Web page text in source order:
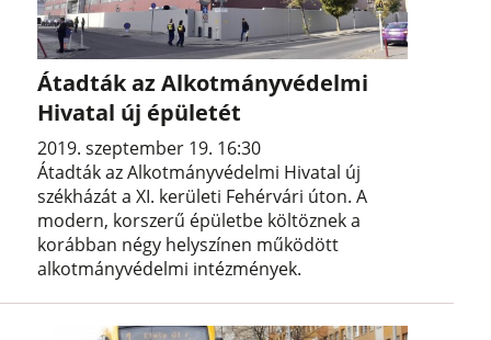
Átadták az Alkotmányvédelmi
Hivatal új épületét
2019. szeptember 19. 16:30
Átadták az Alkotmányvédelmi Hivatal új
székházát a XI. kerületi Fehérvári úton. A
modern, korszerű épületbe költöznek a
korábban négy helyszínen működött
alkotmányvédelmi intézmények.